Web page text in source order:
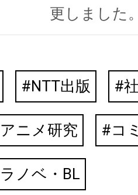
更しました
NTT出版
ニメ研究 コ
ノベ・BL